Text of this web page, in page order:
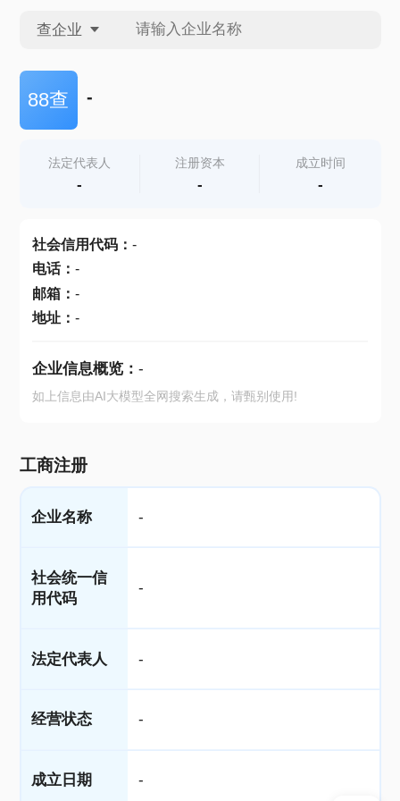
查企业
查企业
查产地
88查 -
法定代表人
-
注册资本
-
成立时间
-
社会信用代码： -
电话： -
邮箱： -
地址： -
企业信息概览： -
如上信息由AI大模型全网搜索生成，请甄别使用!
工商注册
企业名称 -
社会统一信
用代码
-
法定代表人 -
经营状态 -
成立日期 -